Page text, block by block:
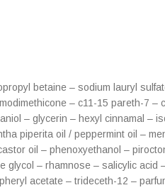
betaine – sodium lauryl
– c11-15 pareth-7 –
– glycerin – hexyl cinnamal –
piperita oil / peppermint oil –
oil – phenoxyethanol –
glycol – rhamnose – salicylic acid
acetate – trideceth-12 –